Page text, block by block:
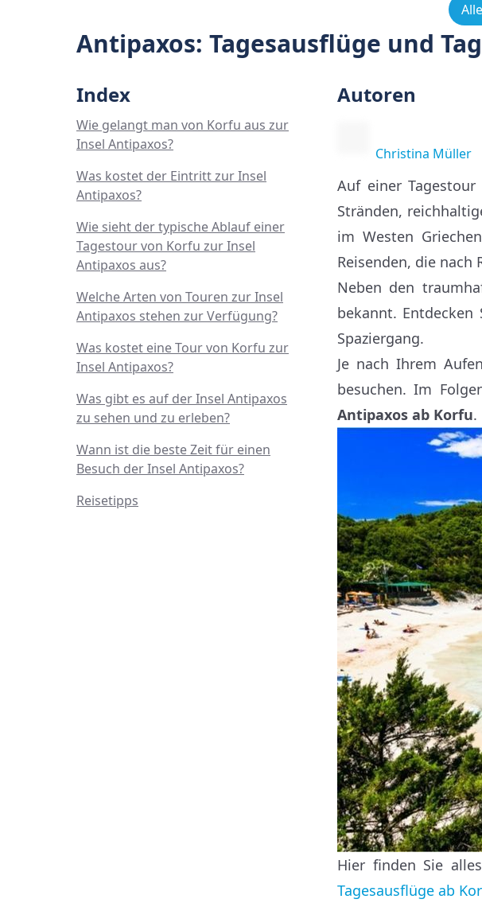
Antipaxos: Tagesausflüge und
Index
Wie gelangt man von Korfu aus zur
Insel Antipaxos?
Was kostet der Eintritt zur Insel
Antipaxos?
Wie sieht der typische Ablauf einer
Tagestour von Korfu zur Insel
Antipaxos aus?
Welche Arten von Touren zur Insel
Antipaxos stehen zur Verfügung?
Was kostet eine Tour von Korfu zur
Insel Antipaxos?
Was gibt es auf der Insel Antipaxos
zu sehen und zu erleben?
Wann ist die beste Zeit für einen
Besuch der Insel Antipaxos?
Reisetipps
Autoren
Christina Müller
Auf einer
Stränden,
im Westen
Reisenden, die
Neben den
bekannt.
Spaziergang.
Je nach Ihrem
besuchen. Im
Antipaxos ab Korfu.
Hier finden Sie
Tagesausflüge ab